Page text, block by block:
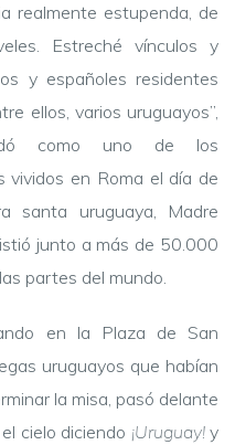
realmente estupenda, de
Estreché vínculos y
y españoles residentes
ellos, varios uruguayos”,
como uno de los
vividos en Roma el día de
santa uruguaya, Madre
junto a más de 50.000
partes del mundo.
en la Plaza de San
uruguayos que habían
la misa, pasó delante
cielo diciendo ¡Uruguay!y